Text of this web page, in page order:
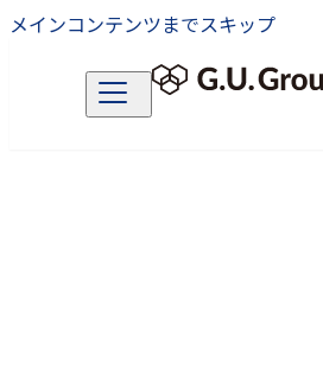
メインコンテンツまでスキップ